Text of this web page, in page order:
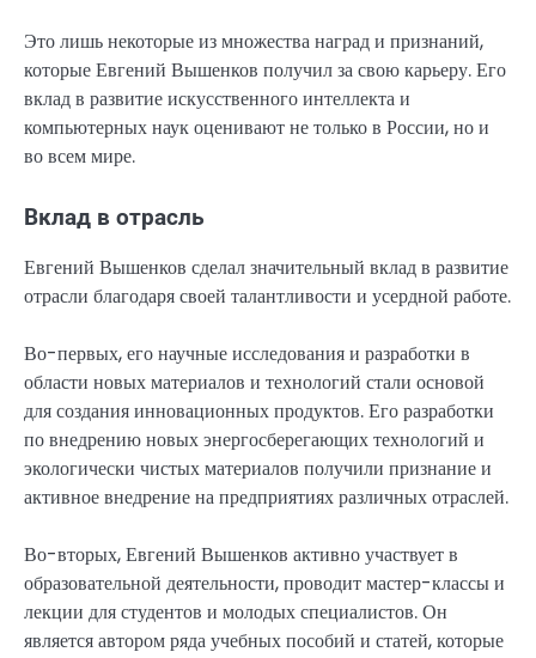
Это лишь некоторые из множества наград и признаний,
которые Евгений Вышенков получил за свою карьеру. Его
вклад в развитие искусственного интеллекта и
компьютерных наук оценивают не только в России, но и
во всем мире.
Вклад в отрасль
Евгений Вышенков сделал значительный вклад в развитие
отрасли благодаря своей талантливости и усердной работе.
Во-первых, его научные исследования и разработки в
области новых материалов и технологий стали основой
для создания инновационных продуктов. Его разработки
по внедрению новых энергосберегающих технологий и
экологически чистых материалов получили признание и
активное внедрение на предприятиях различных отраслей.
Во-вторых, Евгений Вышенков активно участвует в
образовательной деятельности, проводит мастер-классы и
лекции для студентов и молодых специалистов. Он
является автором ряда учебных пособий и статей, которые